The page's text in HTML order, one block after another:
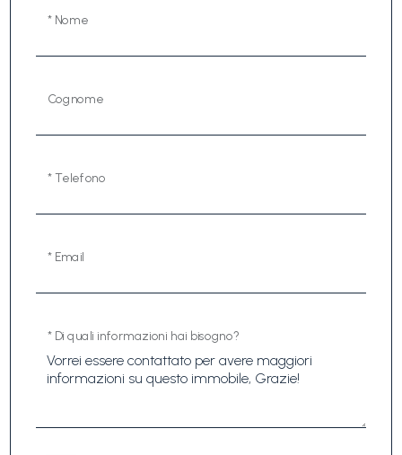
* Nome
Cognome
* Telefono
* Email
* Di quali informazioni hai bisogno?